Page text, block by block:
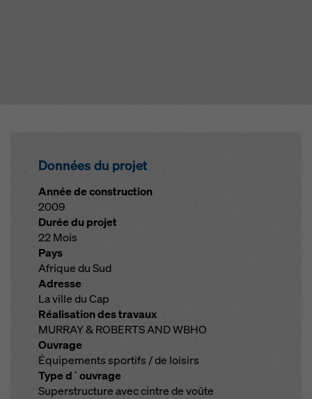
Données du projet
Année de construction
2009
Durée du projet
22 Mois
Pays
Afrique du Sud
Adresse
La ville du Cap
Réalisation des travaux
MURRAY & ROBERTS AND WBHO
Ouvrage
Équipements sportifs / de loisirs
Type d´ouvrage
Superstructure avec cintre de voûte